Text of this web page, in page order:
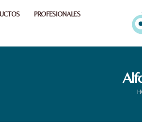
PROFESIONALES